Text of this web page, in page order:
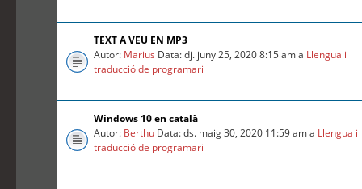
TEXT A VEU EN MP3
Autor: Marius Data: dj. juny 25, 2020 8:15 am a Llengua i
traducció de programari
Windows 10 en català
Autor: Berthu Data: ds. maig 30, 2020 11:59 am a Llengua i
traducció de programari